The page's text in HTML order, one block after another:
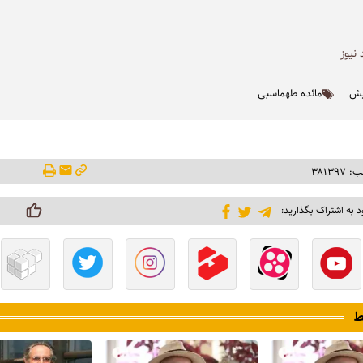
مائده طهماسبی
به اشتراک بگذارید: